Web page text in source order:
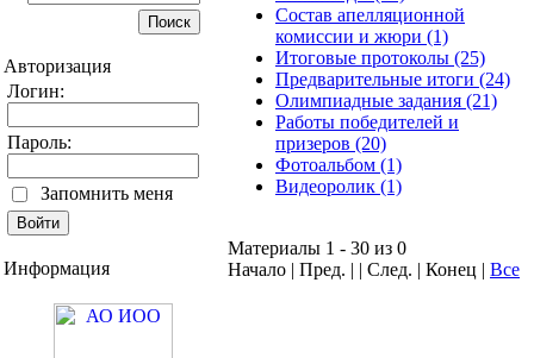
Авторизация
Логин:
Пароль:
Запомнить меня
Информация
Состав апелляционной
комиссии и жюри (1)
Итоговые протоколы (25)
Предварительные итоги (24)
Олимпиадные задания (21)
Работы победителей и
призеров (20)
Фотоальбом (1)
Видеоролик (1)
Материалы 1 - 30 из 0
Начало | Пред. | | След. | Конец | Все